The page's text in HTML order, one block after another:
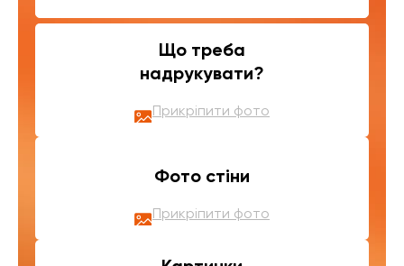
Що треба
надрукувати?
Прикріпити фото
Фото стіни
Прикріпити фото